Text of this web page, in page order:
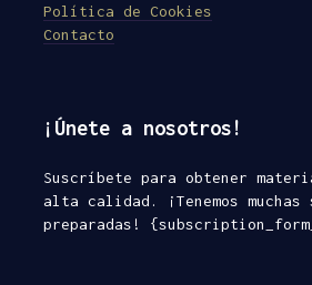
Política de Cookies
Contacto
¡Únete a nosotros!
Suscríbete para obtener
alta calidad. ¡Tenemos muchas
preparadas!